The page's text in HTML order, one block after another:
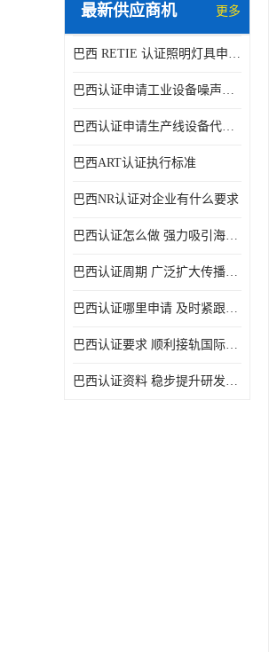
最新供应商机 更多
巴西 RETIE 认证照明灯具申请 RETIE 认证
巴西认证申请工业设备噪声控制认证规范
巴西认证申请生产线设备代理机构选择
巴西ART认证执行标准
巴西NR认证对企业有什么要求
巴西认证怎么做 强力吸引海外投资
巴西认证周期 广泛扩大传播范围
巴西认证哪里申请 及时紧跟法规变化
巴西认证要求 顺利接轨国际规范
巴西认证资料 稳步提升研发能力